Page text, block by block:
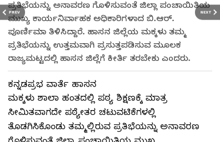
PREV NEXT
ಪ್ರತಿಭೆಯನ್ನು ಅನಾವರಣ ಗೊಳಿಸುವಂತೆ ಜಿಲ್ಲಾ ಪಂಚಾಯಿತಿಯ
ಮುಖ್ಯ ಕಾರ್ಯನಿರ್ವಾಹಕ ಅಧಿಕಾರಿಗಳಾದ ಬಿ.ಆರ್‌.
ಪೂರ್ಣಿಮಾ ತಿಳಿಸಿದ್ದಾರೆ. ಹಾಸನ ಜಿಲ್ಲೆಯ ಮಕ್ಕಳು ತಮ್ಮ
ಪ್ರತಿಭೆಯನ್ನು ಉತ್ತಮವಾಗಿ ಪ್ರಸುತ್ತಪಡಿಸುವ ಮೂಲಕ
ರಾಜ್ಯಮಟ್ಟದಲ್ಲಿ ಹಾಸನ ಜಿಲ್ಲೆಗೆ ಕೀರ್ತಿ ತರಬೇಕು ಎಂದರು.
ಕನ್ನಡಪ್ರಭ ವಾರ್ತೆ ಹಾಸನ
ಮಕ್ಕಳು ಶಾಲಾ ಹಂತದಲ್ಲಿ ಪಠ್ಯ ಶಿಕ್ಷಣಕ್ಕೆ ಮಾತ್ರ
ಸೀಮಿತವಾಗದೇ ಪಠ್ಯೇತರ ಚಟುವಟಿಕೆಗಳಲ್ಲಿ
ತೊಡಗಿಸಿಕೊಂಡು ತಮ್ಮಲ್ಲಿರುವ ಪ್ರತಿಭೆಯನ್ನು ಅನಾವರಣ